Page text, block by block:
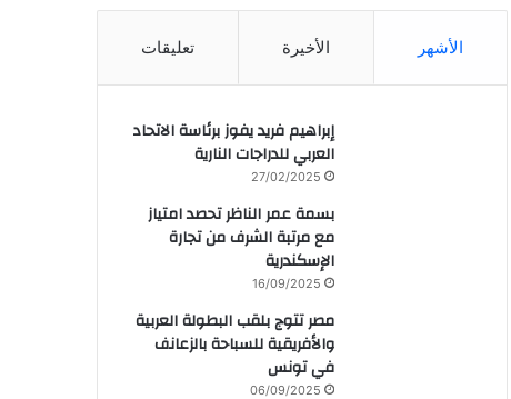
الأشهر الأخيرة تعليقات
إبراهيم فريد يفوز برئاسة الاتحاد
العربي للدراجات النارية
27/02/2025
بسمة عمر الناظر تحصد امتياز
مع مرتبة الشرف من تجارة
الإسكندرية
16/09/2025
مصر تتوج بلقب البطولة العربية
والأفريقية للسباحة بالزعانف
في تونس
06/09/2025